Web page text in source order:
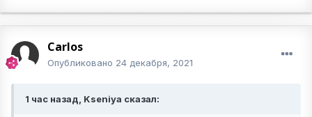
Carlos
Опубликовано 24 декабря, 2021
1 час назад, Kseniya сказал: